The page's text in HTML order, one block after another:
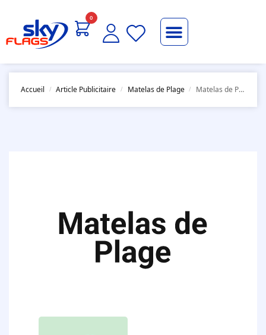
0
Accueil / Article Publicitaire / Matelas de Plage / Matelas de Plage